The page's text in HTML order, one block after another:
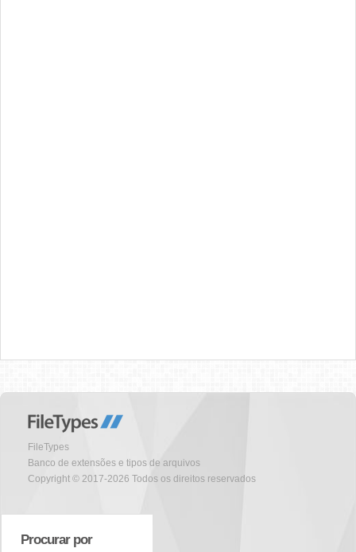
FileTypes
Banco de extensões e tipos de arquivos
Copyright © 2017-2026 Todos os direitos reservados
Procurar por